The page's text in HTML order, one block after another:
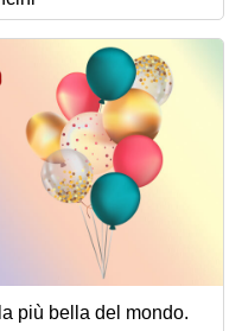
più bella del mondo.